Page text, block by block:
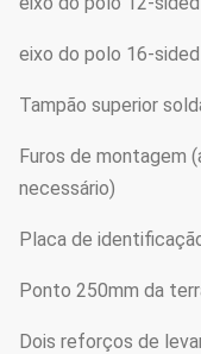
eixo do polo 16-
Tampão superior
Furos de montagem
necessário)
Placa de
Ponto 250mm da
Dois reforços de